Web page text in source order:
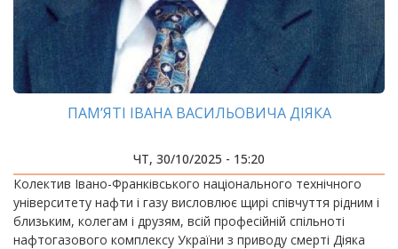
ПАМ’ЯТІ ІВАНА ВАСИЛЬОВИЧА ДІЯКА
ЧТ, 30/10/2025 - 15:20
Колектив Івано-Франківського національного технічного
університету нафти і газу висловлює щирі співчуття рідним і
близьким, колегам і друзям, всій професійній спільноті
нафтогазового комплексу України з приводу смерті Діяка